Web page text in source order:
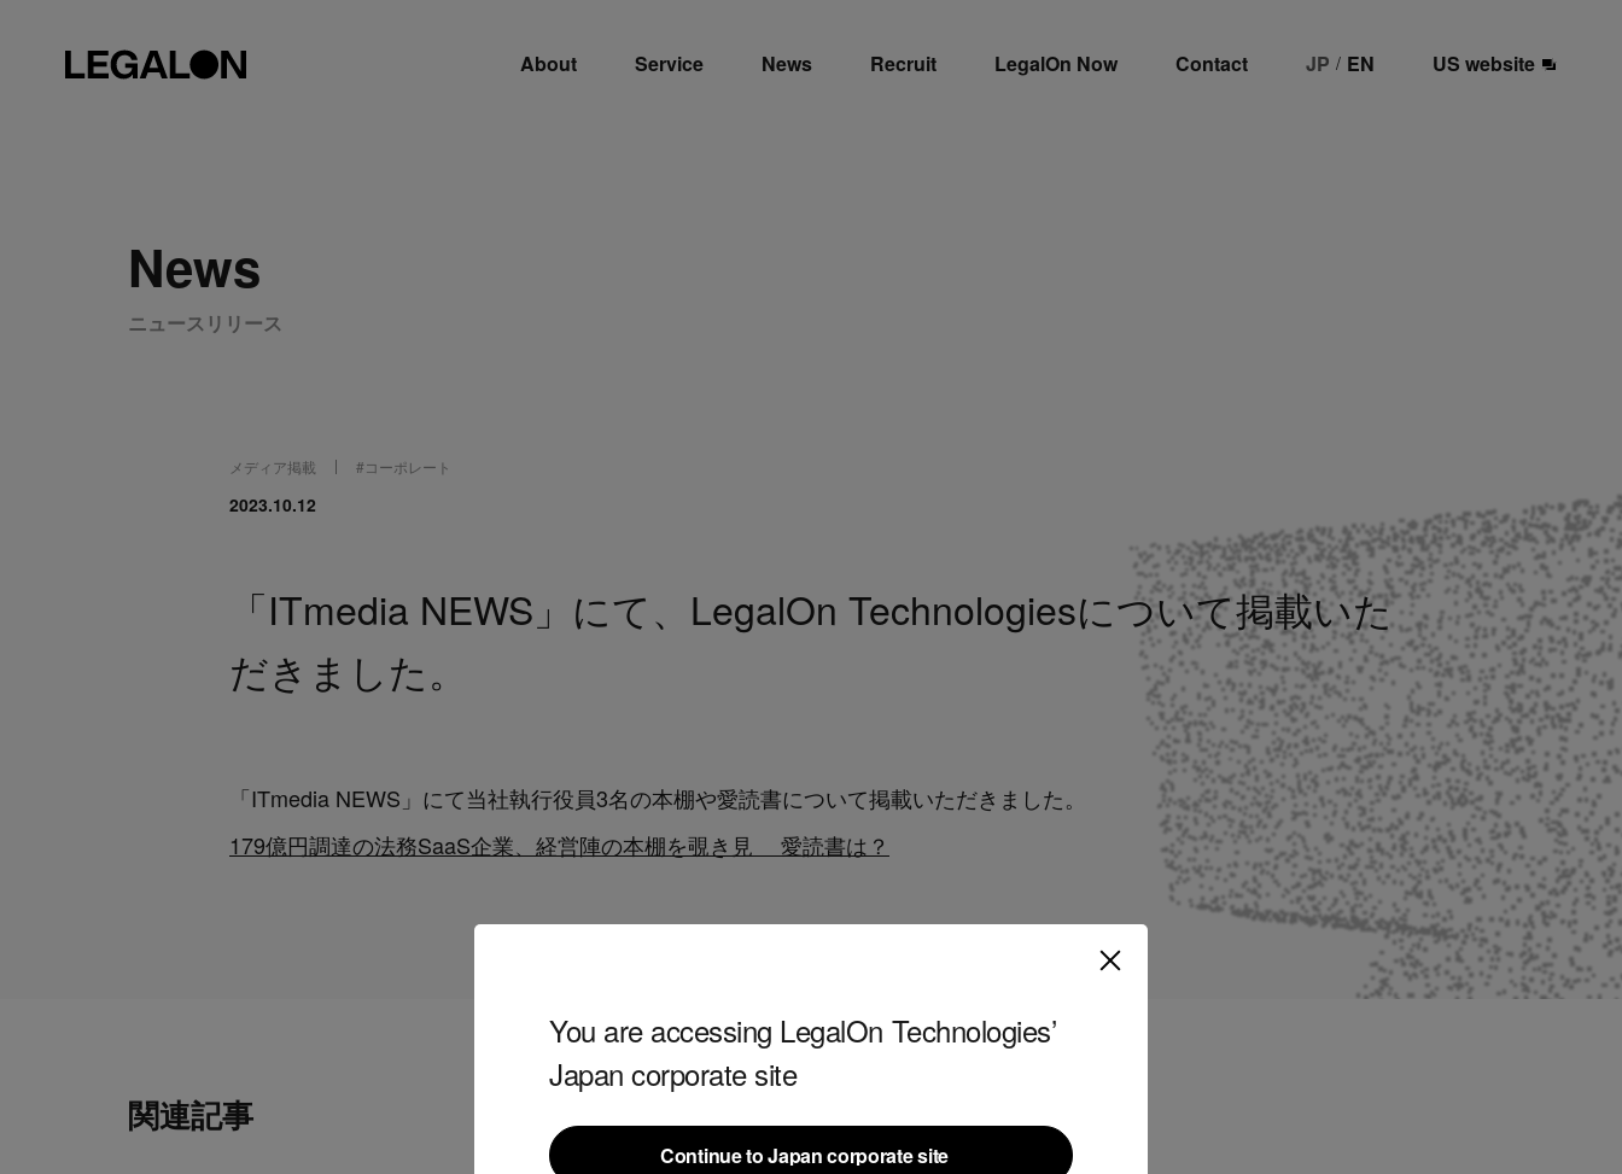
About Service News Recruit LegalOn Now Contact JP / EN US website
You are accessing LegalOn Technologies’
Japan corporate site
Continue to Japan corporate site
News
ニュースリリース
メディア掲載 #コーポレート
2023.10.12
「ITmedia NEWS」にて、LegalOn Technologiesについて掲載いた
だきました。
「ITmedia NEWS」にて当社執行役員3名の本棚や愛読書について掲載いただきました。
179億円調達の法務SaaS企業、経営陣の本棚を覗き見 愛読書は？
関連記事